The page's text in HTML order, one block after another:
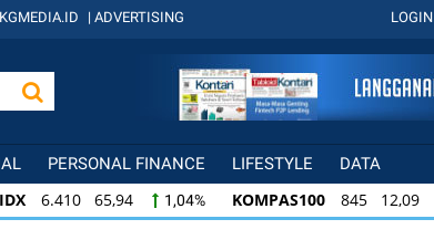
KGMEDIA.ID | ADVERTISING LOGIN
PERSONAL FINANCE LIFESTYLE DATA
IDX 6.410 65,94 1,04% KOMPAS100 845 12,09
6.410 65,94 1,04% KOMPAS100 845 12,09